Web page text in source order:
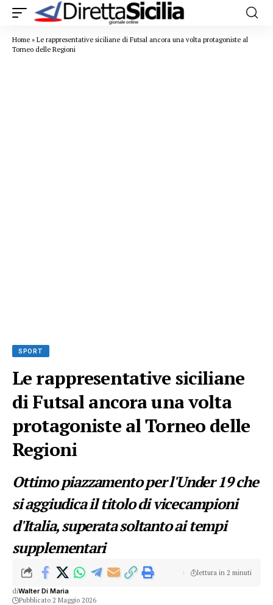
Home » Le rappresentative siciliane di Futsal ancora una volta protagoniste al
Torneo delle Regioni
SPORT
Le rappresentative siciliane
di Futsal ancora una volta
protagoniste al Torneo delle
Regioni
Ottimo piazzamento per l'Under 19 che
si aggiudica il titolo di vicecampioni
d'Italia, superata soltanto ai tempi
supplementari
diWalter Di Maria
Pubblicato 2 Maggio 2026
lettura in 2 minuti